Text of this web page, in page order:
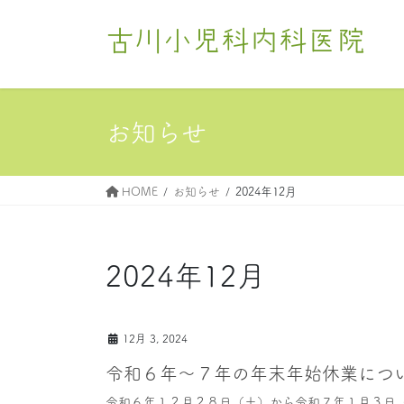
古川小児科内科医院
お知らせ
HOME お知らせ 2024年12月
2024年12月
12月 3, 2024
令和６年〜７年の年末年始休業につ